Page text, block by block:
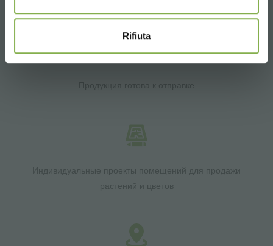
Rifiuta
Продукция готова к отправке
Индивидуальные проекты помещений для продажи
растений и цветов